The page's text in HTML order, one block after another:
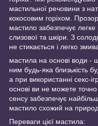
мастильної речовини з
кокосовим горіхом.
мастило забезпечує
слизової та шкіри. З
не стикається і легко
мастила на основі води
ним будь-яка близькість
а при використанні секс-
основі ви не можете
сенсу забезпечує
мастило схожий на
Переваги цієї мастила: